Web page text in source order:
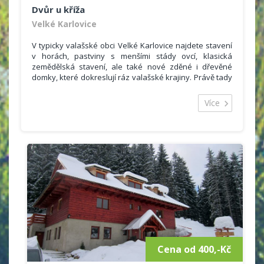
Dvůr u kříža
Velké Karlovice
V typicky valašské obci Velké Karlovice najdete stavení
v horách, pastviny s menšími stády ovcí, klasická
zemědělská stavení, ale také nové zděné i dřevěné
domky, které dokreslují ráz valašské krajiny. Právě tady
nabízíme ubytování pro 18 - 20 osob ve dvou
Podkrovní pokoje jsou oba vybaveny vlastním
sociálním zařízením – toaleta, umyvadlo a
sprchový kout. V pokojích jsou kuchyňské kouty
se skříňkou, policí, dřezem, el.vařičem,ledničkou.
K dispozici je i rychlovarná konvice a mikrovlnka.
Minikuchyňka je vybavena základním nádobím i
sklem. V pokoji nechybí stůl se židlemi, skříňky na
osobní věci. Lůžka tvoří praktické rozkládací
postele s úložným prostorem. Ve všech pokojích
jsou barevné televizory.
Přízemní pokoj je trochu odlišný. Dominují mu
Více
Cena od 400,-Kč